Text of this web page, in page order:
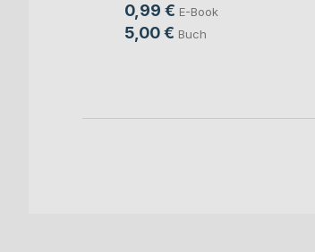
0,99 € E-Book
5,00 € Buch